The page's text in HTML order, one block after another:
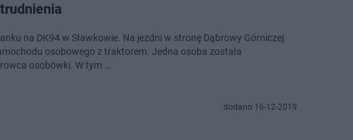
na DK94 w Sławkowie. Na jezdni w stronę Dąbrowy Górniczej
osobowego z traktorem. Jedna osoba została
osobówki. W tym …
dodano 16-12-2019